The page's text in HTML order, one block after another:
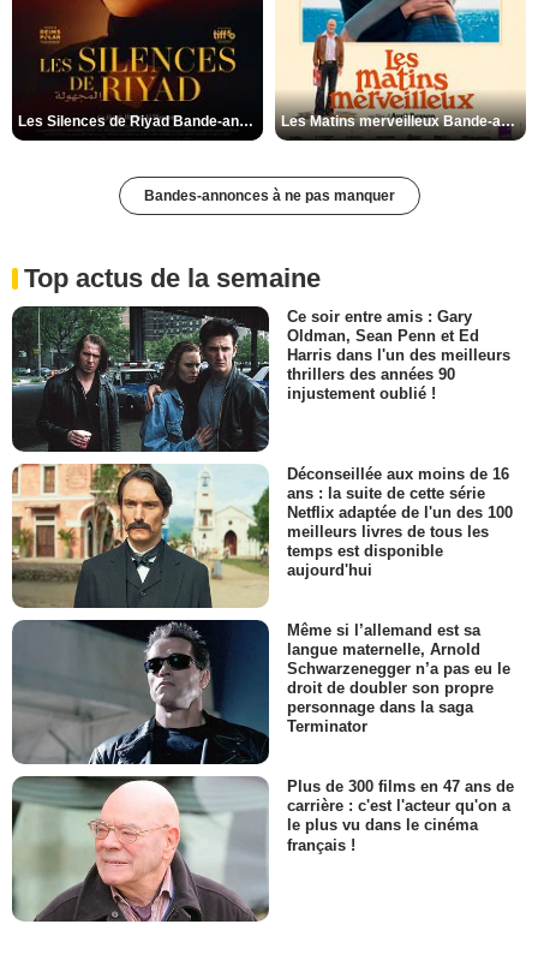
Les Silences de Riyad Bande-annonce VO STFR Les Matins merveilleux Bande-annonce VF
Bandes-annonces à ne pas manquer
Top actus de la semaine
Ce soir entre amis : Gary
Oldman, Sean Penn et Ed
Harris dans l'un des meilleurs
thrillers des années 90
injustement oublié !
Déconseillée aux moins de 16
ans : la suite de cette série
Netflix adaptée de l'un des 100
meilleurs livres de tous les
temps est disponible
aujourd'hui
Même si l’allemand est sa
langue maternelle, Arnold
Schwarzenegger n’a pas eu le
droit de doubler son propre
personnage dans la saga
Terminator
Plus de 300 films en 47 ans de
carrière : c'est l'acteur qu'on a
le plus vu dans le cinéma
français !